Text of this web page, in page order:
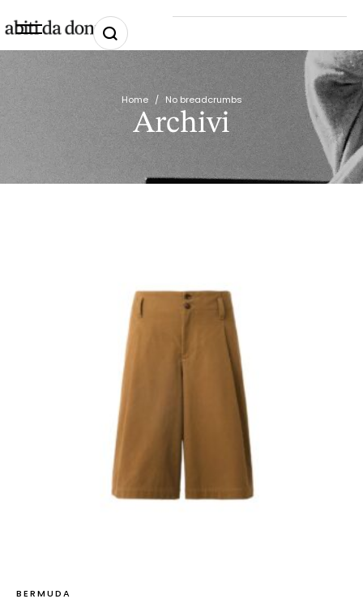
Home / No breadcrumbs
Archivi
BERMUDA